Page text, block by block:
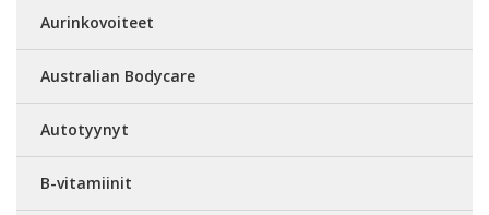
Aurinkovoiteet
Australian Bodycare
Autotyynyt
B-vitamiinit